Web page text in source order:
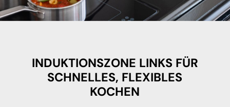
INDUKTIONSZONE LINKS FÜR
SCHNELLES, FLEXIBLES
KOCHEN